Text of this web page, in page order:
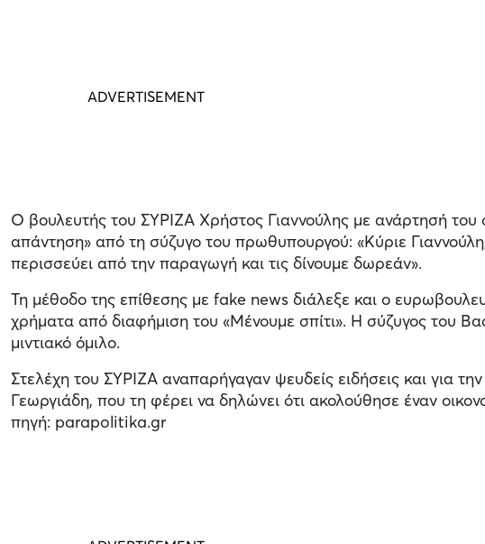
Ο βουλευτής του ΣΥΡΙΖΑ Χρήστος Γιαννούλης με ανάρτησή
απάντηση» από τη σύζυγο του πρωθυπουργού: «Κύριε
περισσεύει από την παραγωγή και τις δίνουμε δωρεάν».
Τη μέθοδο της επίθεσης με fake news διάλεξε και ο
χρήματα από διαφήμιση του «Μένουμε σπίτι». Η σύζυγος του
μιντιακό όμιλο.
Στελέχη του ΣΥΡΙΖΑ αναπαρήγαγαν ψευδείς ειδήσεις και για
Γεωργιάδη, που τη φέρει να δηλώνει ότι ακολούθησε έναν
πηγή: parapolitika.gr